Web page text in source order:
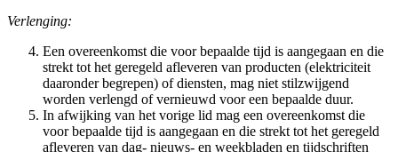
Verlenging:
Een overeenkomst die voor bepaalde tijd is aangegaan en die
strekt tot het geregeld afleveren van producten (elektriciteit
daaronder begrepen) of diensten, mag niet stilzwijgend
worden verlengd of vernieuwd voor een bepaalde duur.
In afwijking van het vorige lid mag een overeenkomst die
voor bepaalde tijd is aangegaan en die strekt tot het geregeld
afleveren van dag- nieuws- en weekbladen en tijdschriften